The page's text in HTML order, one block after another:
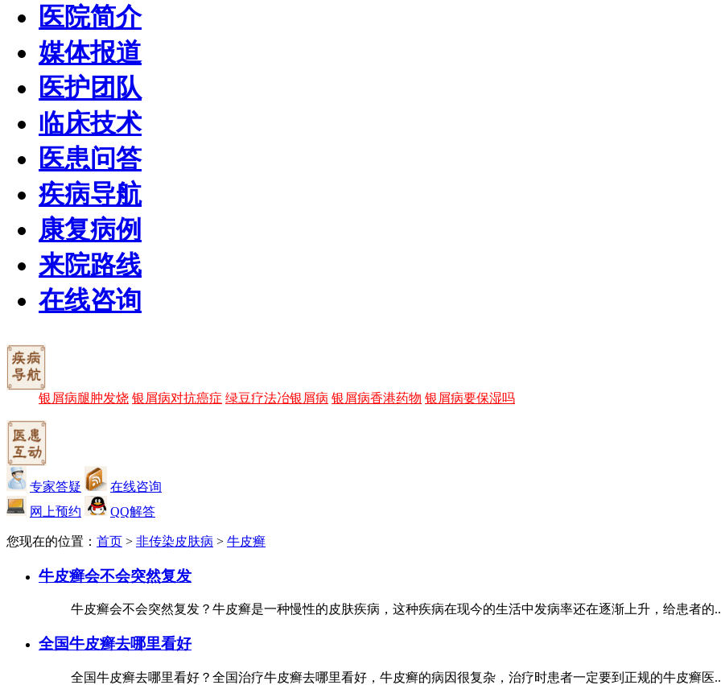
医院简介
媒体报道
医护团队
临床技术
医患问答
疾病导航
康复病例
来院路线
在线咨询
银屑病腿肿发烧 银屑病对抗癌症 绿豆疗法冶银屑病 银屑病香港药物 银屑病要保湿吗
专家答疑
在线咨询
网上预约
QQ解答
您现在的位置： 首页 > 非传染皮肤病 > 牛皮癣
牛皮癣会不会突然复发
牛皮癣会不会突然复发？牛皮癣是一种慢性的皮肤疾病，这种疾病在现今的生活中发病率还在逐渐上升，给患者的
全国牛皮癣去哪里看好
全国牛皮癣去哪里看好？全国治疗牛皮癣去哪里看好，牛皮癣的病因很复杂，治疗时患者一定要到正规的牛皮癣医